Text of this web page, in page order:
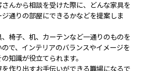
んから相談を受けた際に、どんな家具を
通りの部屋にできるかなどを提案しま
椅子、机、カーテンなど一通りのものを
で、インテリアのバランスやイメージを
知識が役立てられます。
作り出すお手伝いができる職場になるで